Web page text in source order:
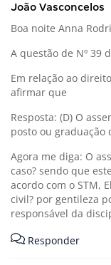
João Vasconcelos
Boa noite Anna
A questão de Nº 39
Em relação ao
afirmar que
Resposta: (D) O
posto ou graduação
Agora me diga: O
caso? sendo que
acordo com o STM,
civil? por gentileza
responsável da
Responder